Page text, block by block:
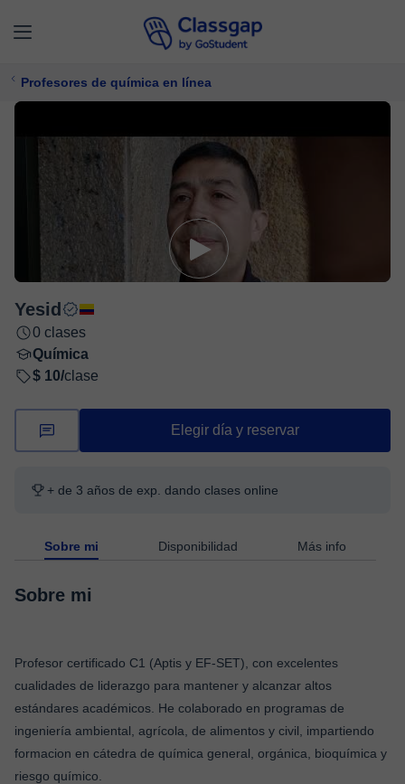
Profesores de química en línea
Yesid
0 clases
Química
$ 10/clase
Elegir día y reservar
+ de 3 años de exp. dando clases online
Sobre mi Disponibilidad Más info
Sobre mi
Profesor certificado C1 (Aptis y EF-SET), con excelentes
cualidades de liderazgo para mantener y alcanzar altos
estándares académicos. He colaborado en programas de
ingeniería ambiental, agrícola, de alimentos y civil, impartiendo
formacion en cátedra de química general, orgánica, bioquímica y
riesgo químico.